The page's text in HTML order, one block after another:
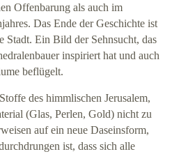
Offenbarung als auch im
Das Ende der Geschichte ist
Stadt. Ein Bild der Sehnsucht, das
inspiriert hat und auch
beflügelt.
des himmlischen Jerusalem,
(Glas, Perlen, Gold) nicht zu
auf ein neue Daseinsform,
ist, dass sich alle